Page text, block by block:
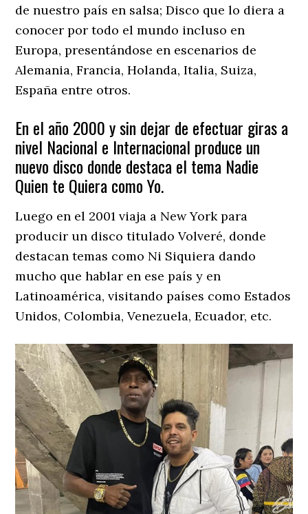
de nuestro país en salsa; Disco que lo diera a
conocer por todo el mundo incluso en
Europa, presentándose en escenarios de
Alemania, Francia, Holanda, Italia, Suiza,
España entre otros.
En el año 2000 y sin dejar de efectuar giras a
nivel Nacional e Internacional produce un
nuevo disco donde destaca el tema Nadie
Quien te Quiera como Yo.
Luego en el 2001 viaja a New York para
producir un disco titulado Volveré, donde
destacan temas como Ni Siquiera dando
mucho que hablar en ese país y en
Latinoamérica, visitando países como Estados
Unidos, Colombia, Venezuela, Ecuador, etc.